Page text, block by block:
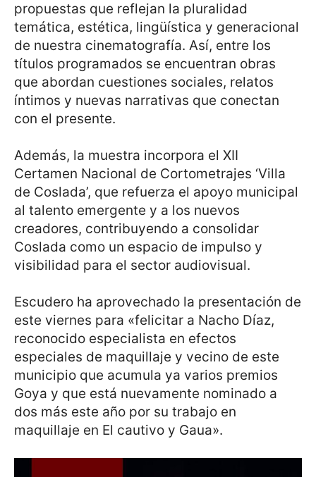
propuestas que reflejan la pluralidad
temática, estética, lingüística y generacional
de nuestra cinematografía. Así, entre los
títulos programados se encuentran obras
que abordan cuestiones sociales, relatos
íntimos y nuevas narrativas que conectan
con el presente.
Además, la muestra incorpora el XII
Certamen Nacional de Cortometrajes ‘Villa
de Coslada’, que refuerza el apoyo municipal
al talento emergente y a los nuevos
creadores, contribuyendo a consolidar
Coslada como un espacio de impulso y
visibilidad para el sector audiovisual.
Escudero ha aprovechado la presentación de
este viernes para «felicitar a Nacho Díaz,
reconocido especialista en efectos
especiales de maquillaje y vecino de este
municipio que acumula ya varios premios
Goya y que está nuevamente nominado a
dos más este año por su trabajo en
maquillaje en El cautivo y Gaua».